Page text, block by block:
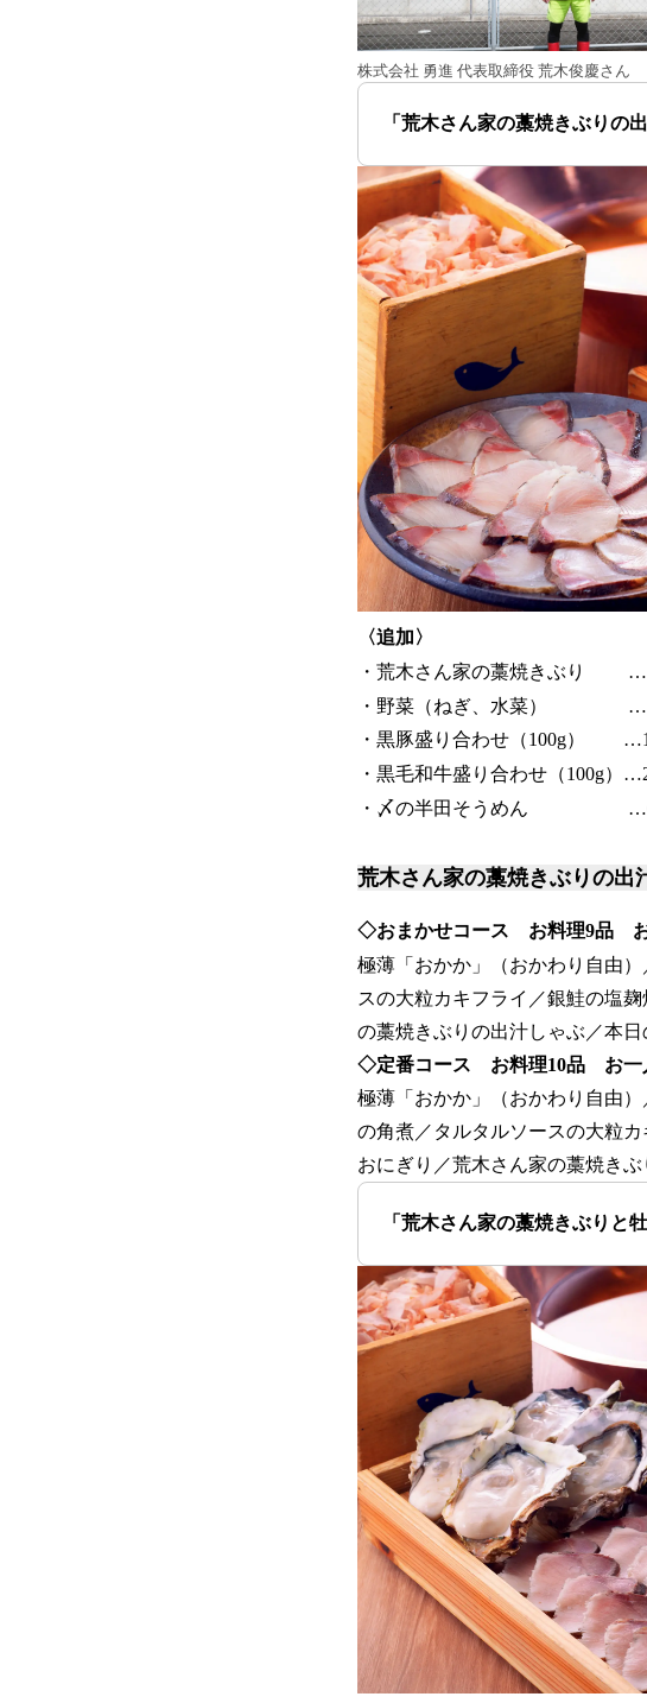
株式会社 勇進 代表取締役 荒木俊慶さん
「荒木さん家の藁焼きぶりの
〈追加〉
・荒木さん家の藁焼きぶり
・野菜（ねぎ、水菜）
・黒豚盛り合わせ（100g）
・黒毛和牛盛り合わせ（100g）
・〆の半田そうめん …660
荒木さん家の藁焼きぶりの出
◇おまかせコース お料理9品 お
極薄「おかか」（おかわり自由
スの大粒カキフライ／銀鮭の塩
の藁焼きぶりの出汁しゃぶ／本日
◇定番コース お料理10品 お一人
極薄「おかか」（おかわり自由
の角煮／タルタルソースの大粒
おにぎり／荒木さん家の藁焼き
「荒木さん家の藁焼きぶりと